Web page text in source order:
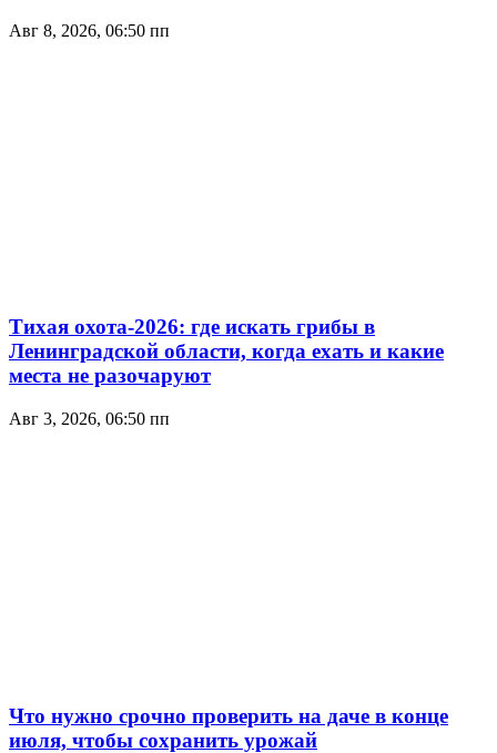
Авг 8, 2026, 06:50 пп
Тихая охота-2026: где искать грибы в
Ленинградской области, когда ехать и какие
места не разочаруют
Авг 3, 2026, 06:50 пп
Что нужно срочно проверить на даче в конце
июля, чтобы сохранить урожай